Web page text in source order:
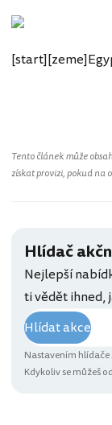
Tento článek může
získat provizi, pokud na
Hlídač
Nejlepší
ti vědět ihned,
Hlídat akce
Nastavením hlídače
Kdykoliv se můžeš